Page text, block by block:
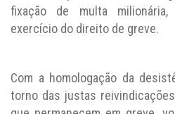
fixação de multa
exercício do direito de greve.
Com a homologação da
torno das justas